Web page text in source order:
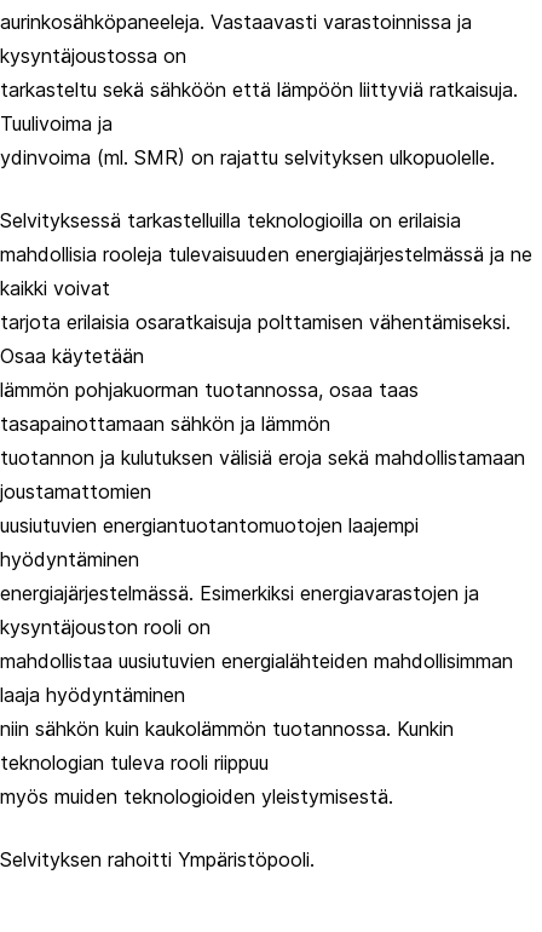
aurinkosähköpaneeleja. Vastaavasti varastoinnissa ja
kysyntäjoustossa on
tarkasteltu sekä sähköön että lämpöön liittyviä ratkaisuja.
Tuulivoima ja
ydinvoima (ml. SMR) on rajattu selvityksen ulkopuolelle.
Selvityksessä tarkastelluilla teknologioilla on erilaisia
mahdollisia rooleja tulevaisuuden energiajärjestelmässä ja ne
kaikki voivat
tarjota erilaisia osaratkaisuja polttamisen vähentämiseksi.
Osaa käytetään
lämmön pohjakuorman tuotannossa, osaa taas
tasapainottamaan sähkön ja lämmön
tuotannon ja kulutuksen välisiä eroja sekä mahdollistamaan
joustamattomien
uusiutuvien energiantuotantomuotojen laajempi
hyödyntäminen
energiajärjestelmässä. Esimerkiksi energiavarastojen ja
kysyntäjouston rooli on
mahdollistaa uusiutuvien energialähteiden mahdollisimman
laaja hyödyntäminen
niin sähkön kuin kaukolämmön tuotannossa. Kunkin
teknologian tuleva rooli riippuu
myös muiden teknologioiden yleistymisestä.
Selvityksen rahoitti Ympäristöpooli.